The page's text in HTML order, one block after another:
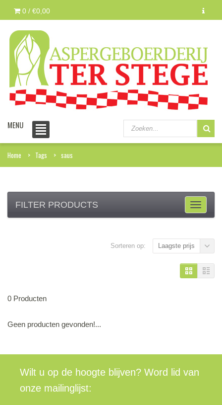
0 / €0,00
MENU
Home Tags saus
FILTER PRODUCTS
Sorteren op: Laagste prijs
0 Producten
Geen producten gevonden!...
Wilt u op de hoogte blijven? Word lid van
onze mailinglijst: